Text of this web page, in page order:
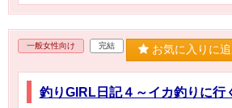
一般女性向け 完結 お気に入りに
釣りGIRL日記４～イカ釣りに行